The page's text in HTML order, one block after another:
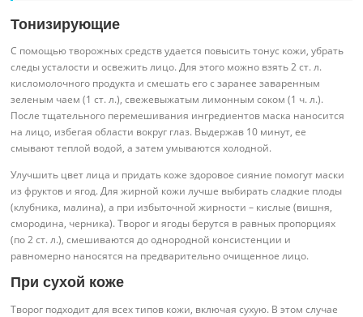
Тонизирующие
С помощью творожных средств удается повысить тонус кожи, убрать
следы усталости и освежить лицо. Для этого можно взять 2 ст. л.
кисломолочного продукта и смешать его с заранее заваренным
зеленым чаем (1 ст. л.), свежевыжатым лимонным соком (1 ч. л.).
После тщательного перемешивания ингредиентов маска наносится
на лицо, избегая области вокруг глаз. Выдержав 10 минут, ее
смывают теплой водой, а затем умываются холодной.
Улучшить цвет лица и придать коже здоровое сияние помогут маски
из фруктов и ягод. Для жирной кожи лучше выбирать сладкие плоды
(клубника, малина), а при избыточной жирности – кислые (вишня,
смородина, черника). Творог и ягоды берутся в равных пропорциях
(по 2 ст. л.), смешиваются до однородной консистенции и
равномерно наносятся на предварительно очищенное лицо.
При сухой коже
Творог подходит для всех типов кожи, включая сухую. В этом случае